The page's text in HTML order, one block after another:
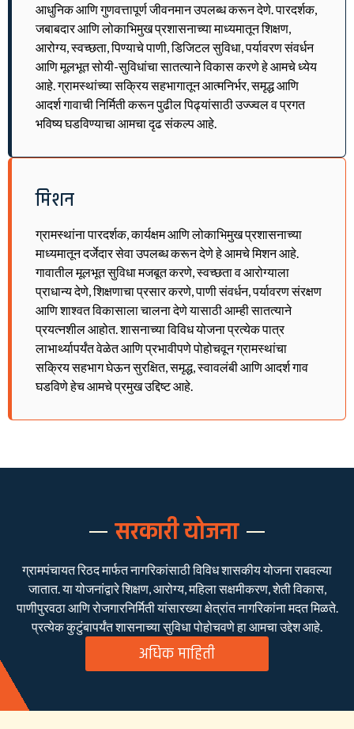
आधुनिक आणि गुणवत्तापूर्ण जीवनमान उपलब्ध करून देणे. पारदर्शक,
जबाबदार आणि लोकाभिमुख प्रशासनाच्या माध्यमातून शिक्षण,
आरोग्य, स्वच्छता, पिण्याचे पाणी, डिजिटल सुविधा, पर्यावरण संवर्धन
आणि मूलभूत सोयी-सुविधांचा सातत्याने विकास करणे हे आमचे ध्येय
आहे. ग्रामस्थांच्या सक्रिय सहभागातून आत्मनिर्भर, समृद्ध आणि
आदर्श गावाची निर्मिती करून पुढील पिढ्यांसाठी उज्ज्वल व प्रगत
भविष्य घडविण्याचा आमचा दृढ संकल्प आहे.
मिशन
ग्रामस्थांना पारदर्शक, कार्यक्षम आणि लोकाभिमुख प्रशासनाच्या
माध्यमातून दर्जेदार सेवा उपलब्ध करून देणे हे आमचे मिशन आहे.
गावातील मूलभूत सुविधा मजबूत करणे, स्वच्छता व आरोग्याला
प्राधान्य देणे, शिक्षणाचा प्रसार करणे, पाणी संवर्धन, पर्यावरण संरक्षण
आणि शाश्वत विकासाला चालना देणे यासाठी आम्ही सातत्याने
प्रयत्नशील आहोत. शासनाच्या विविध योजना प्रत्येक पात्र
लाभार्थ्यापर्यंत वेळेत आणि प्रभावीपणे पोहोचवून ग्रामस्थांचा
सक्रिय सहभाग घेऊन सुरक्षित, समृद्ध, स्वावलंबी आणि आदर्श गाव
घडविणे हेच आमचे प्रमुख उद्दिष्ट आहे.
सरकारी योजना
ग्रामपंचायत रिठद मार्फत नागरिकांसाठी विविध शासकीय योजना राबवल्या
जातात. या योजनांद्वारे शिक्षण, आरोग्य, महिला सक्षमीकरण, शेती विकास,
पाणीपुरवठा आणि रोजगारनिर्मिती यांसारख्या क्षेत्रांत नागरिकांना मदत मिळते.
प्रत्येक कुटुंबापर्यंत शासनाच्या सुविधा पोहोचवणे हा आमचा उद्देश आहे.
अधिक माहिती